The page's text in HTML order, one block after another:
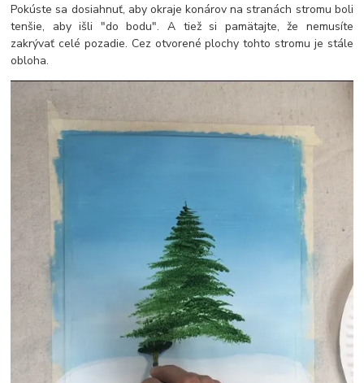
Pokúste sa dosiahnuť, aby okraje konárov na stranách stromu boli
tenšie, aby išli "do bodu". A tiež si pamätajte, že nemusíte
zakrývať celé pozadie. Cez otvorené plochy tohto stromu je stále
obloha.